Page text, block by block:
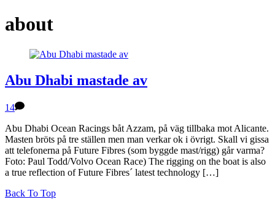
about
Abu Dhabi mastade av
14
Abu Dhabi Ocean Racings båt Azzam, på väg tillbaka mot Alicante.
Masten bröts på tre ställen men man verkar ok i övrigt. Skall vi gissa
att telefonerna på Future Fibres (som byggde mast/rigg) går varma?
Foto: Paul Todd/Volvo Ocean Race) The rigging on the boat is also
a true reflection of Future Fibres´ latest technology […]
Back To Top